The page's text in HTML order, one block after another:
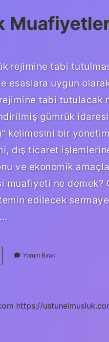
rejimine tabi
esaslara uygun
tabi tutulacak
gümrük
kelimesini bir
dış ticaret
ve ekonomik
muafiyeti ne demek?
edilecek
Yorum Bırak
https://